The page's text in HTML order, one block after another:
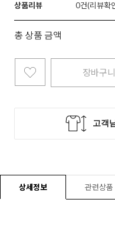
상품리뷰 0
총 상품 금액
장바구니
상세정보 관련상품